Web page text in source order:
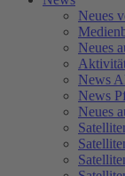
Neues
Neues
News
News
Neues